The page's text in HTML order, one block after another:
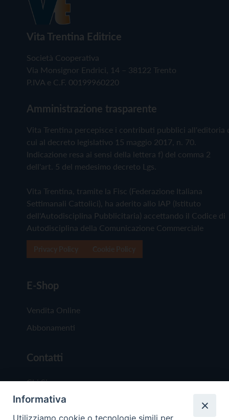
Vita Trentina Editrice
Società Cooperativa
Via Monsignor Endrici, 14 – 38122 Trento
P.IVA e C.F. 00199960220
Amministrazione trasparente
Vita Trentina percepisce i contributi pubblici all'editoria
cui al decreto legislativo 15 maggio 2017, n. 70.
Indicazione resa ai sensi della lettera f) del comma 2
dell'art. 5 del medesimo decreto Lgs.
Vita Trentina, tramite la Fisc (Federazione Italiana
Settimanali Cattolici), ha aderito allo IAP (Istituto
dell'Autodisciplina Pubblicitaria) accettando il Codice di
Autodisciplina della Comunicazione Commerciale
E-Shop
Vendita Online
Abbonamenti
Contatti
Chi Siamo
Redazione
Scrivici
Informativa